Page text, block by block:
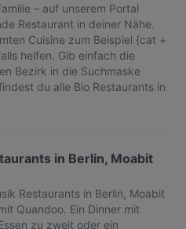
– auf unserem Portal
Restaurant in deiner Nähe.
Cuisine zum Beispiel {cat +
helfen. Gib einfach die
Bezirk in die Suchmaske
du alle Bio Restaurants in
in Berlin, Moabit
Restaurants in Berlin, Moabit
Quandoo. Ein Dinner mit
zu zweit oder ein